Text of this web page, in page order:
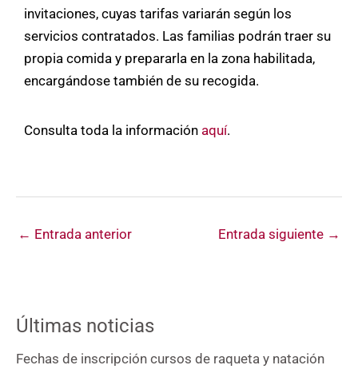
invitaciones, cuyas tarifas variarán según los
servicios contratados. Las familias podrán traer su
propia comida y prepararla en la zona habilitada,
encargándose también de su recogida.
Consulta toda la información aquí.
← Entrada anterior Entrada siguiente →
Últimas noticias
Fechas de inscripción cursos de raqueta y natación